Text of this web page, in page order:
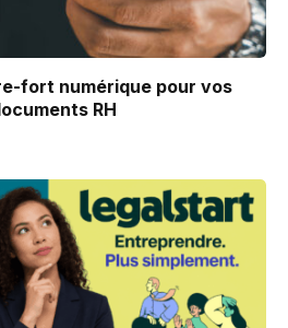
fort numérique pour vos
RH